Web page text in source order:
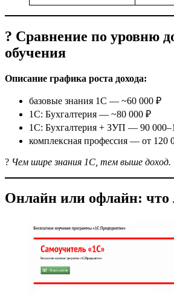
? Сравнение по уровню
обучения
Описание графика роста дохода:
базовые знания 1С — ~60 000 ₽
1С: Бухгалтерия — ~80 000 ₽
1С: Бухгалтерия + ЗУП — 90
комплексная профессия — от 120
? Чем шире знания 1С, тем выше доход.
Онлайн или офлайн: что